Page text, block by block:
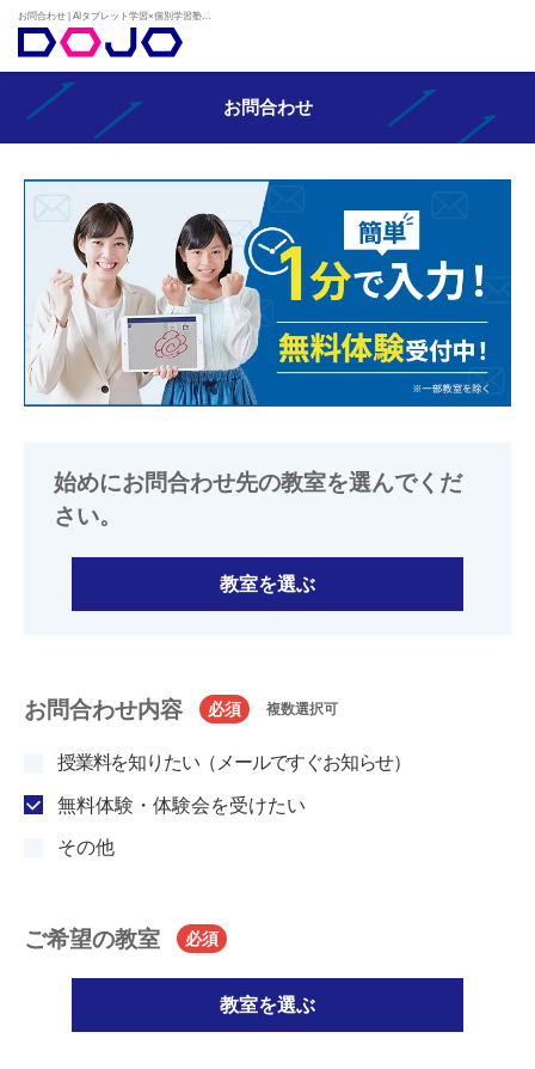
お問合わせ
始めにお問合わせ先の教室を選んでくだ
さい。
教室を選ぶ
お問合わせ内容 必須 複数選択可
授業料を知りたい（メールですぐお知らせ）
無料体験・体験会を受けたい
その他
ご希望の教室 必須
教室を選ぶ